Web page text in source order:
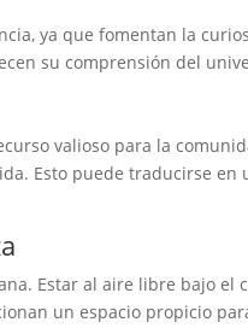
ya que fomentan la
su comprensión del
valioso para la
Esto puede traducirse
Estar al aire libre bajo
un espacio propicio